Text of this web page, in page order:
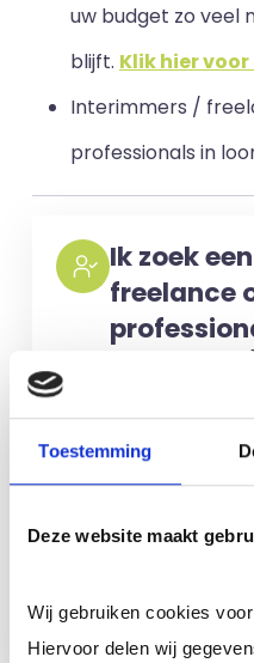
Toestemming
Deze website maakt
Wij gebruiken cookies
Hiervoor delen wij
uw budget zo veel
blijft. Klik hier
Interimmers /
professionals in
Ik zoek
freelance
kandidaten
No match?
alleen
Meer